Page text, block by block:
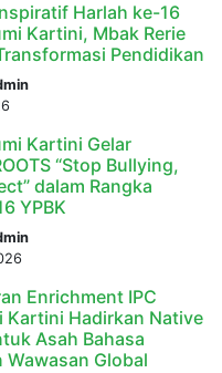
Harlah ke-16
Kartini, Mbak Rerie
Pendidikan
Kartini Gelar
“Stop Bullying,
dalam Rangka
YPBK
Enrichment IPC
Kartini Hadirkan Native
Asah Bahasa
Wawasan Global